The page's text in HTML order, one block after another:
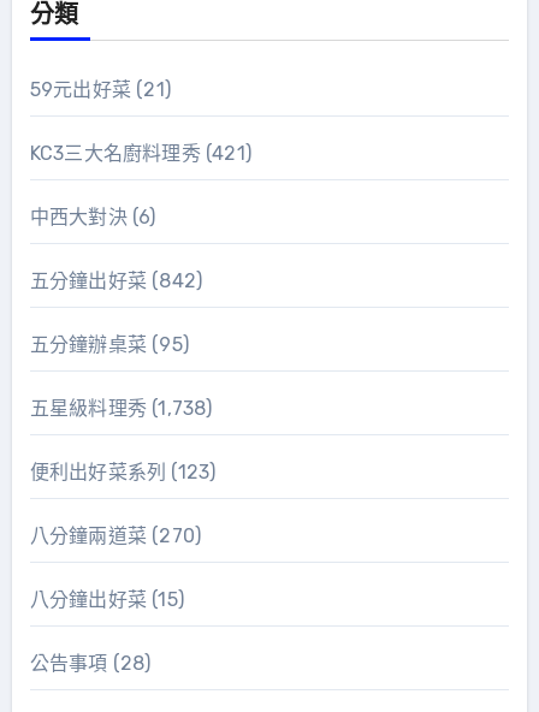
分類
59元出好菜 (21)
KC3三大名廚料理秀(421)
中西大對決(6)
五分鐘出好菜 (842)
五分鐘辦桌菜 (95)
五星級料理秀(1,738)
便利出好菜系列 (123)
八分鐘兩道菜 (270)
八分鐘出好菜 (15)
公告事項 (28)